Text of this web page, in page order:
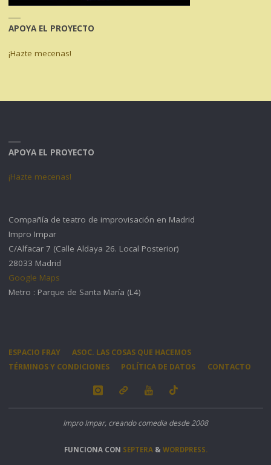
APOYA EL PROYECTO
¡Hazte mecenas!
APOYA EL PROYECTO
¡Hazte mecenas!
Compañía de teatro de improvisación en Madrid
Impro Impar
C/Alfacar 7 (Calle Aldaya 26. Local Posterior)
28033 Madrid
Google Maps
Metro : Parque de Santa María (L4)
ESPACIO FRAY
ASOC. LAS COSAS QUE HACEMOS
TÉRMINOS Y CONDICIONES
POLÍTICA DE DATOS CONTACTO
Impro Impar, creando comedia desde 2008
FUNCIONA CON SEPTERA& WORDPRESS.